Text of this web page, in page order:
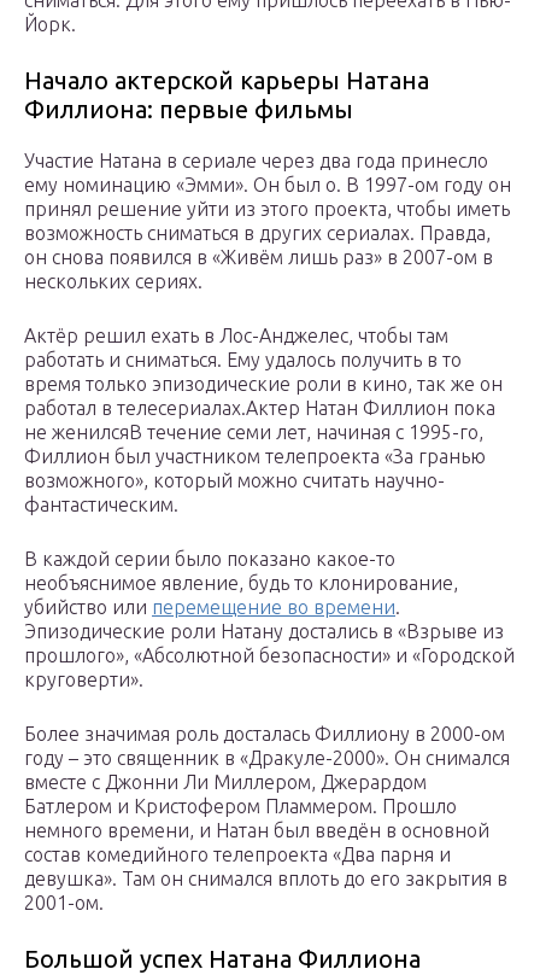
Йорк.
Начало актерской карьеры Натана
Филлиона: первые фильмы
Участие Натана в сериале через два года принесло
ему номинацию «Эмми». Он был о. В 1997-ом году он
принял решение уйти из этого проекта, чтобы иметь
возможность сниматься в других сериалах. Правда,
он снова появился в «Живём лишь раз» в 2007-ом в
нескольких сериях.
Актёр решил ехать в Лос-Анджелес, чтобы там
работать и сниматься. Ему удалось получить в то
время только эпизодические роли в кино, так же он
работал в телесериалах.Актер Натан Филлион пока
не женилсяВ течение семи лет, начиная с 1995-го,
Филлион был участником телепроекта «За гранью
возможного», который можно считать научно-
фантастическим.
В каждой серии было показано какое-то
необъяснимое явление, будь то клонирование,
убийство или перемещение во времени.
Эпизодические роли Натану достались в «Взрыве из
прошлого», «Абсолютной безопасности» и «Городской
круговерти».
Более значимая роль досталась Филлиону в 2000-ом
году – это священник в «Дракуле-2000». Он снимался
вместе с Джонни Ли Миллером, Джерардом
Батлером и Кристофером Пламмером. Прошло
немного времени, и Натан был введён в основной
состав комедийного телепроекта «Два парня и
девушка». Там он снимался вплоть до его закрытия в
2001-ом.
Большой успех Натана Филлиона